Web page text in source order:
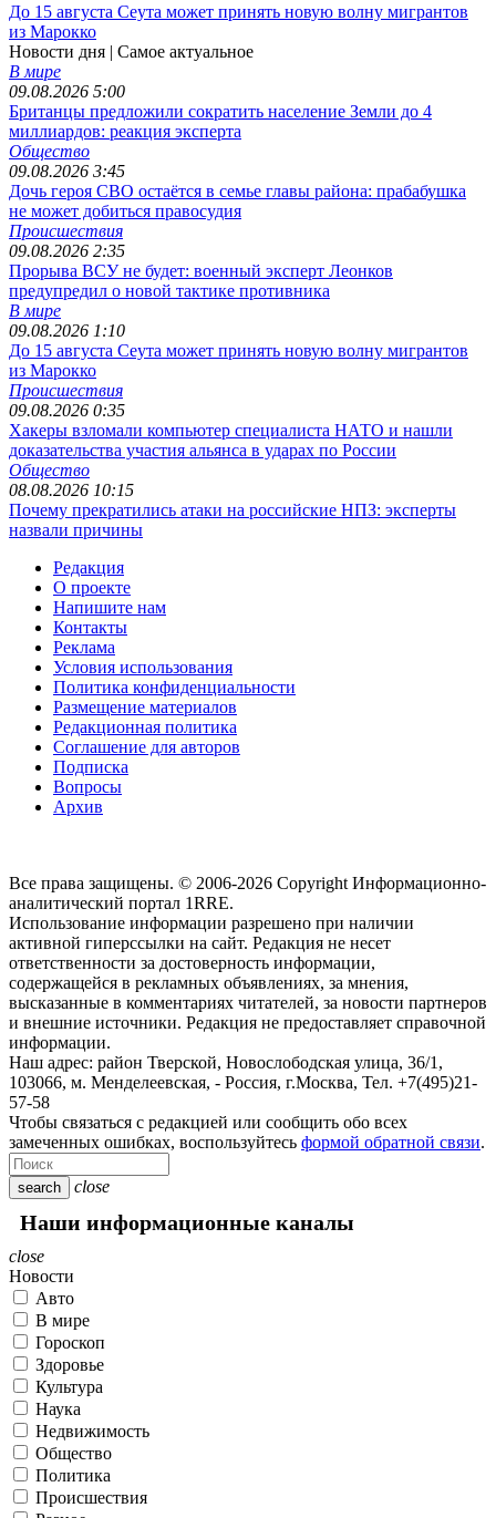
До 15 августа Сеута может принять новую волну мигрантов
из Марокко
Новости дня | Самое актуальное
В мире
09.08.2026 5:00
Британцы предложили сократить население Земли до 4
миллиардов: реакция эксперта
Общество
09.08.2026 3:45
Дочь героя СВО остаётся в семье главы района: прабабушка
не может добиться правосудия
Происшествия
09.08.2026 2:35
Прорыва ВСУ не будет: военный эксперт Леонков
предупредил о новой тактике противника
В мире
09.08.2026 1:10
До 15 августа Сеута может принять новую волну мигрантов
из Марокко
Происшествия
09.08.2026 0:35
Хакеры взломали компьютер специалиста НАТО и нашли
доказательства участия альянса в ударах по России
Общество
08.08.2026 10:15
Почему прекратились атаки на российские НПЗ: эксперты
назвали причины
Редакция
О проекте
Напишите нам
Контакты
Реклама
Условия использования
Политика конфиденциальности
Размещение материалов
Редакционная политика
Соглашение для авторов
Подписка
Вопросы
Архив
Все права защищены. © 2006-2026 Copyright Информационно-
аналитический портал 1RRE.
Использование информации разрешено при наличии
активной гиперссылки на сайт. Редакция не несет
ответственности за достоверность информации,
содержащейся в рекламных объявлениях, за мнения,
высказанные в комментариях читателей, за новости партнеров
и внешние источники. Редакция не предоставляет справочной
информации.
Наш адрес: район Тверской, Новослободская улица, 36/1 ,
103066, м. Менделеевская, - Россия, г.Москва, Тел. +7(495)21-
57-58
Чтобы связаться с редакцией или сообщить обо всех
замеченных ошибках, воспользуйтесь формой обратной связи.
search close
Наши информационные каналы
close
Новости
Авто
В мире
Гороскоп
Здоровье
Культура
Наука
Недвижимость
Общество
Политика
Происшествия